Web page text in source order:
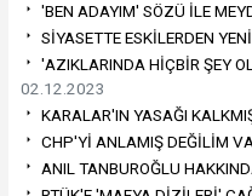
'BEN ADAYIM' SÖZÜ İLE
SİYASETTE ESKİLERDEN
'AZIKLARINDA HİÇBİR ŞEY
02.12.2023
KARALAR'IN YASAĞI
CHP'Yİ ANLAMIŞ DEĞİLİM
ANIL TANBUROĞLU